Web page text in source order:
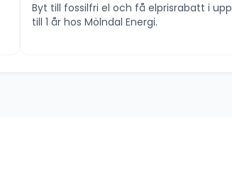
Byt till fossilfri el och få elprisrabatt i upp
till 1 år hos Mölndal Energi.